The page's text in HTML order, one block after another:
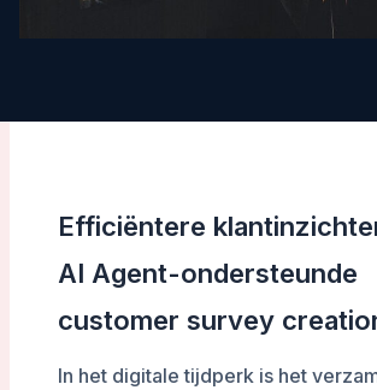
Efficiëntere
AI Agent-ondersteunde
customer survey
In het digitale tijdperk is het